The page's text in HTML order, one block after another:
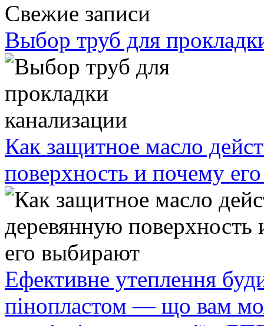
Свежие записи
Выбор труб для
Как защитное масло
поверхность и почему
Ефективне утеплення
пінопластом — що вам